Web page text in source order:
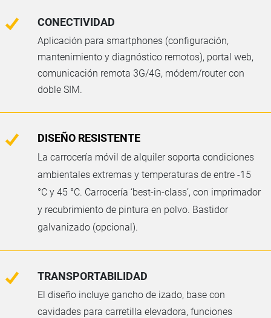
CONECTIVIDAD
Aplicación para smartphones (configuración,
mantenimiento y diagnóstico remotos), portal web,
comunicación remota 3G/4G, módem/router con
doble SIM.
DISEÑO RESISTENTE
La carrocería móvil de alquiler soporta condiciones
ambientales extremas y temperaturas de entre -15
°C y 45 °C. Carrocería ‘best-in-class’, con imprimador
y recubrimiento de pintura en polvo. Bastidor
galvanizado (opcional).
TRANSPORTABILIDAD
El diseño incluye gancho de izado, base con
cavidades para carretilla elevadora, funciones